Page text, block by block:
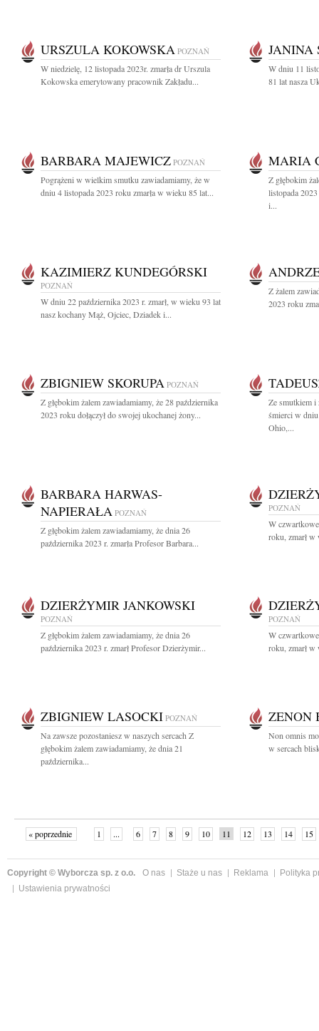
URSZULA KOKOWSKA POZNAŃ
W niedzielę, 12 listopada 2023r. zmarła dr Urszula
Kokowska emerytowany pracownik Zakładu...
JANINA
W dniu 11
81 lat nasza
BARBARA MAJEWICZ POZNAŃ
Pogrążeni w wielkim smutku zawiadamiamy, że w
dniu 4 listopada 2023 roku zmarła w wieku 85 lat...
MARIA
Z głębokim
listopada
i...
KAZIMIERZ KUNDEGÓRSKI
POZNAŃ
W dniu 22 października 2023 r. zmarł, w wieku 93 lat
nasz kochany Mąż, Ojciec, Dziadek i...
Z żalem
2023 roku
ZBIGNIEW SKORUPA POZNAŃ
Z głębokim żalem zawiadamiamy, że 28 października
2023 roku dołączył do swojej ukochanej żony...
Ze smutkiem i
śmierci w
Ohio,...
BARBARA HARWAS-
NAPIERAŁA POZNAŃ
Z głębokim żalem zawiadamiamy, że dnia 26
października 2023 r. zmarła Profesor Barbara...
POZNAŃ
W
roku, zmarł
DZIERŻYMIR JANKOWSKI
POZNAŃ
Z głębokim żalem zawiadamiamy, że dnia 26
października 2023 r. zmarł Profesor Dzierżymir...
POZNAŃ
W
roku, zmarł
ZBIGNIEW LASOCKI POZNAŃ
Na zawsze pozostaniesz w naszych sercach Z
głębokim żalem zawiadamiamy, że dnia 21
października...
ZENON
Non omnis
w sercach
« poprzednie 1 ... 6 7 8 9 10 11 12 13 14 15
Copyright © Wyborcza sp. z o.o. O nas Staże u nas Reklama
Polityka
Ustawienia prywatności